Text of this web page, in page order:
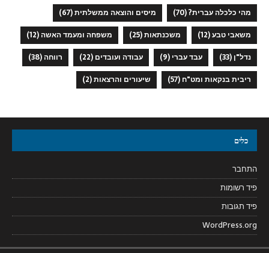
מהי כלכלה עברית?(70) מיסים והוצאה ממשלתית(67)
משאבי טבע(12) משכנתאות(25) משפחה ומעמד האשה(12)
נדל"ן (33) עבד עברי (9) עבודה ועובדים (22) רווחה(38)
ריבית בנקאות ומט"ח (57) שיעורים והרצאות(2)
כלים
התחבר
פיד רשומות
פיד תגובות
WordPress.org